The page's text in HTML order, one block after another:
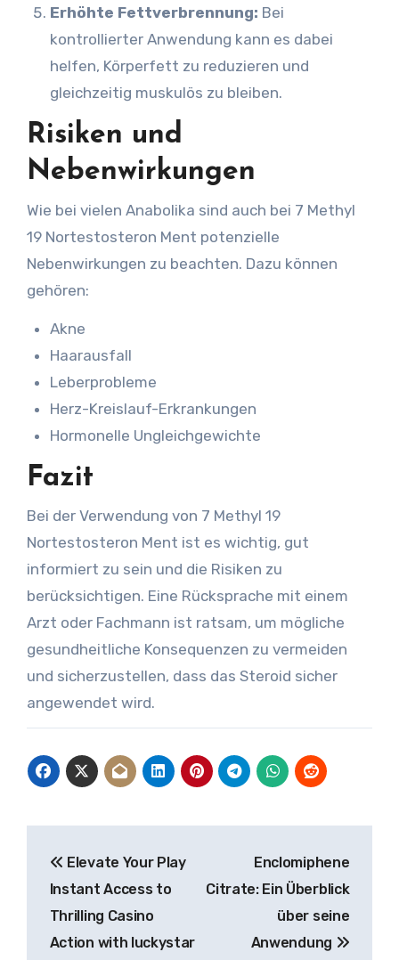
Erhöhte Fettverbrennung: Bei
kontrollierter Anwendung kann es dabei
helfen, Körperfett zu reduzieren und
gleichzeitig muskulös zu bleiben.
Risiken und
Nebenwirkungen
Wie bei vielen Anabolika sind auch bei 7 Methyl
19 Nortestosteron Ment potenzielle
Nebenwirkungen zu beachten. Dazu können
gehören:
Akne
Haarausfall
Leberprobleme
Herz-Kreislauf-Erkrankungen
Hormonelle Ungleichgewichte
Fazit
Bei der Verwendung von 7 Methyl 19
Nortestosteron Ment ist es wichtig, gut
informiert zu sein und die Risiken zu
berücksichtigen. Eine Rücksprache mit einem
Arzt oder Fachmann ist ratsam, um mögliche
gesundheitliche Konsequenzen zu vermeiden
und sicherzustellen, dass das Steroid sicher
angewendet wird.
navigation
Elevate Your Play
Instant Access to
Thrilling Casino
Action with luckystar
Enclomiphene
Citrate: Ein Überblick
über seine
Anwendung